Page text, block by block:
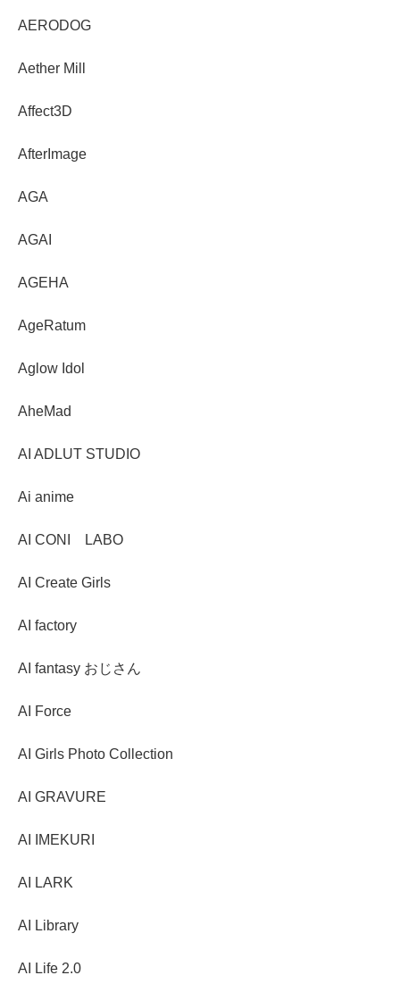
AERODOG
Aether Mill
Affect3D
AfterImage
AGA
AGAI
AGEHA
AgeRatum
Aglow Idol
AheMad
AI ADLUT STUDIO
Ai anime
AI CONI LABO
AI Create Girls
AI factory
AI fantasy おじさん
AI Force
AI Girls Photo Collection
AI GRAVURE
AI IMEKURI
AI LARK
AI Library
AI Life 2.0